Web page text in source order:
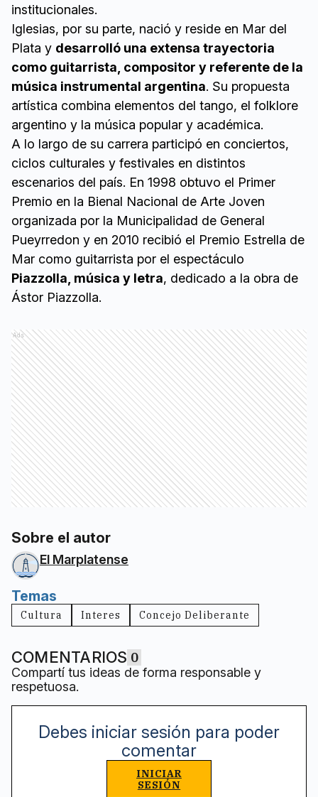
institucionales.
Iglesias, por su parte, nació y reside en Mar del
Plata y desarrolló una extensa trayectoria
como guitarrista, compositor y referente de la
música instrumental argentina. Su propuesta
artística combina elementos del tango, el folklore
argentino y la música popular y académica.
A lo largo de su carrera participó en conciertos,
ciclos culturales y festivales en distintos
escenarios del país. En 1998 obtuvo el Primer
Premio en la Bienal Nacional de Arte Joven
organizada por la Municipalidad de General
Pueyrredon y en 2010 recibió el Premio Estrella de
Mar como guitarrista por el espectáculo
Piazzolla, música y letra, dedicado a la obra de
Ástor Piazzolla.
Ads
Sobre el autor
El Marplatense
Temas
Cultura Interes Concejo Deliberante
COMENTARIOS 0
Compartí tus ideas de forma responsable y
respetuosa.
Debes iniciar sesión para poder
comentar
INICIAR
SESIÓN